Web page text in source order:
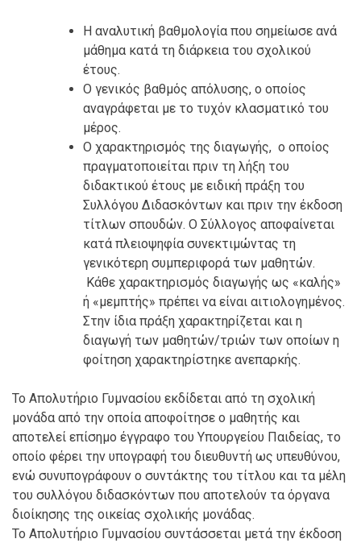
Η αναλυτική βαθμολογία που σημείωσε ανά
μάθημα κατά τη διάρκεια του σχολικού
έτους.
Ο γενικός βαθμός απόλυσης, ο οποίος
αναγράφεται με το τυχόν κλασματικό του
μέρος.
Ο χαρακτηρισμός της διαγωγής, ο οποίος
πραγματοποιείται πριν τη λήξη του
διδακτικού έτους με ειδική πράξη του
Συλλόγου Διδασκόντων και πριν την έκδοση
τίτλων σπουδών. Ο Σύλλογος αποφαίνεται
κατά πλειοψηφία συνεκτιμώντας τη
γενικότερη συμπεριφορά των μαθητών.
Κάθε χαρακτηρισμός διαγωγής ως «καλής»
ή «μεμπτής» πρέπει να είναι αιτιολογημένος.
Στην ίδια πράξη χαρακτηρίζεται και η
διαγωγή των μαθητών/τριών των οποίων η
φοίτηση χαρακτηρίστηκε ανεπαρκής.
Το Απολυτήριο Γυμνασίου εκδίδεται από τη σχολική
μονάδα από την οποία αποφοίτησε ο μαθητής και
αποτελεί επίσημο έγγραφο του Υπουργείου Παιδείας, το
οποίο φέρει την υπογραφή του διευθυντή ως υπευθύνου,
ενώ συνυπογράφουν ο συντάκτης του τίτλου και τα μέλη
του συλλόγου διδασκόντων που αποτελούν τα όργανα
διοίκησης της οικείας σχολικής μονάδας.
Το Απολυτήριο Γυμνασίου συντάσσεται μετά την έκδοση